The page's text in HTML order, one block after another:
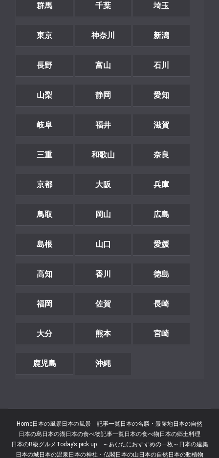
群馬 千葉 埼玉
東京 神奈川 新潟
長野 富山 石川
山梨 静岡 愛知
岐阜 福井 滋賀
三重 和歌山 奈良
京都 大阪 兵庫
鳥取 岡山 広島
島根 山口 愛媛
高知 香川 徳島
福岡 佐賀 長崎
大分 熊本 宮崎
鹿児島 沖縄
Home日本の風景日本の風景 記事一覧日本の名勝・景勝地日本の自然
日本の島 日本の湖日本の食べ物記事一覧日本の食べ物 日本の郷土料理
日本のB級グルメ Today’s pick up ～あなたにおすすめの一枚～ 日本の建築
日本の城日本の温泉 日本の神社・仏閣日本の山 日本の自然日本の動植物